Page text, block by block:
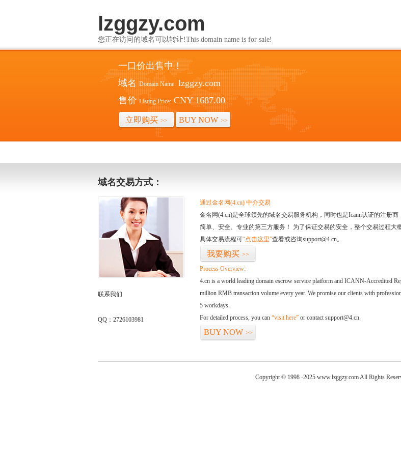
lzggzy.com
您正在访问的域名可以转让!This domain name is for sale!
一口价出售中！
域名 Domain Name: lzggzy.com
售价 Listing Price: CNY 1687.00
立即购买 >> BUY NOW >>
域名交易方式：
联系我们
QQ：2726103981
通过金名网(4.cn) 中介交易
金名网(4.cn)是全球领先的域名交易服务机构，同时也是Icann认证的注册
简单、安全、专业的第三方服务！ 为了保证交易的安全，整个交易过程大
具体交易流程可“点击这里”查看或咨询support@4.cn。
我要购买 >>
Process Overview:
4.cn is a world leading domain escrow service platform and ICANN-Accredited
million RMB transaction volume every year. We promise our clients with
5 workdays.
For detailed process, you can “visit here” or contact support@4.cn.
BUY NOW >>
Copyright © 1998 -2025 www.lzggzy.com All Rights